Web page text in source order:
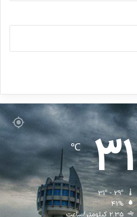
31
℃
31º - 29º
41%
2.35 کیلومتر/ساعت